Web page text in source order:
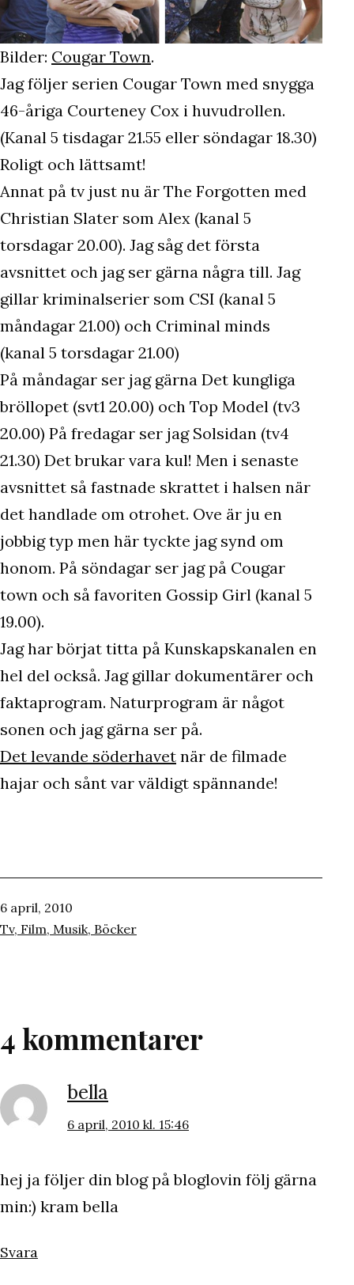
Bilder: Cougar Town.
Jag följer serien Cougar Town med snygga
46-åriga Courteney Cox i huvudrollen.
(Kanal 5 tisdagar 21.55 eller söndagar 18.30)
Roligt och lättsamt!
Annat på tv just nu är The Forgotten med
Christian Slater som Alex (kanal 5
torsdagar 20.00). Jag såg det första
avsnittet och jag ser gärna några till. Jag
gillar kriminalserier som CSI (kanal 5
måndagar 21.00) och Criminal minds
(kanal 5 torsdagar 21.00)
På måndagar ser jag gärna Det kungliga
bröllopet (svt1 20.00) och Top Model (tv3
20.00) På fredagar ser jag Solsidan (tv4
21.30) Det brukar vara kul! Men i senaste
avsnittet så fastnade skrattet i halsen när
det handlade om otrohet. Ove är ju en
jobbig typ men här tyckte jag synd om
honom. På söndagar ser jag på Cougar
town och så favoriten Gossip Girl (kanal 5
19.00).
Jag har börjat titta på Kunskapskanalen en
hel del också. Jag gillar dokumentärer och
faktaprogram. Naturprogram är något
sonen och jag gärna ser på.
Det levande söderhavet när de filmade
hajar och sånt var väldigt spännande!
Publicerat
den
6 april, 2010
Kategoriserat
Tv, Film, Musik, Böcker
4 kommentarer
bella
6 april, 2010 kl. 15:46
hej ja följer din blog på bloglovin följ gärna
min:) kram bella
Svara